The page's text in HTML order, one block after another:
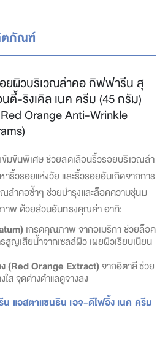
ตภัณฑ์
ยผิวบริเวณลำคอ กิฟฟารีน สุ
ตี้-ริงเคิล เนค ครีม (45 กรัม)
Orange Anti-Wrinkle
มข้นพิเศษ ช่วยลดเลือนริ้วรอยบริเวณลำ
ริ้วรอยแห่งวัย และริ้วรอยอันเกิดจากการ
ลำคอซ้ำๆ ช่วยบำรุงและล็อคความชุ่นม
าพ ด้วยส่วนอันทรงคุณค่า อาทิ:
เกรดคุณภาพ จากอเมริกา ช่วยล็อค
สูญเสียน้ำจากเซลล์ผิว เผยผิวเรียบเนียน
(Red Orange Extract)จากอิตาลี ช่วย
ใส จุดด่างดำแลดูจางลง
แอสตาแซนธิน เอจ-ดีไฟอิ้ง เนค ครีม